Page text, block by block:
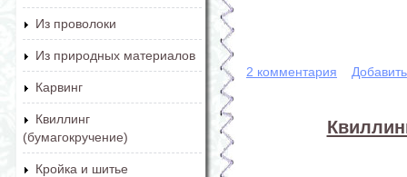
Из проволоки
Из природных материалов
Карвинг
Квиллинг
(бумагокручение)
Кройка и шитье
2 комментария